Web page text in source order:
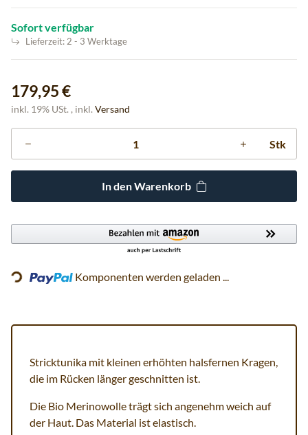
Sofort verfügbar
Lieferzeit: 2 - 3 Werktage
179,95 €
inkl. 19% USt. , inkl. Versand
Stk
In den Warenkorb
Loading... Komponenten werden geladen ...
Stricktunika mit kleinen erhöhten halsfernen Kragen,
die im Rücken länger geschnitten ist.
Die Bio Merinowolle trägt sich angenehm weich auf
der Haut. Das Material ist elastisch.